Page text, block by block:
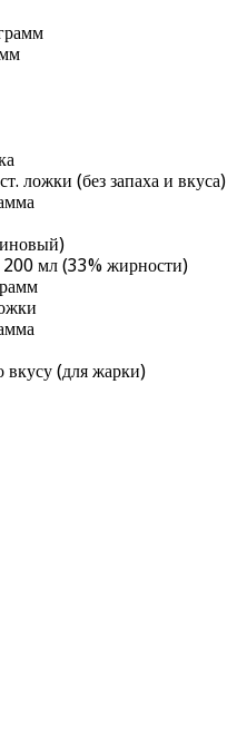
ложки (без запаха и вкуса)
200 мл (33% жирности)
вкусу (для жарки)